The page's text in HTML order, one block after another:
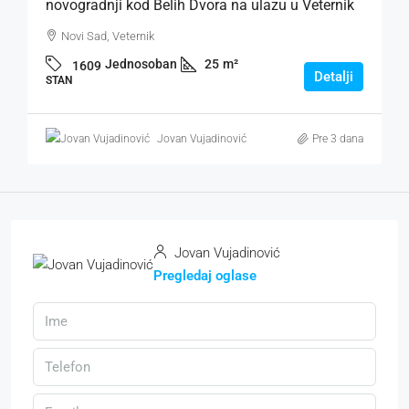
novogradnji kod Belih Dvora na ulazu u Veternik
Novi Sad, Veternik
1609 Jednosoban 25 m²
STAN Detalji
Jovan Vujadinović Pre 3 dana
Jovan Vujadinović
Pregledaj oglase